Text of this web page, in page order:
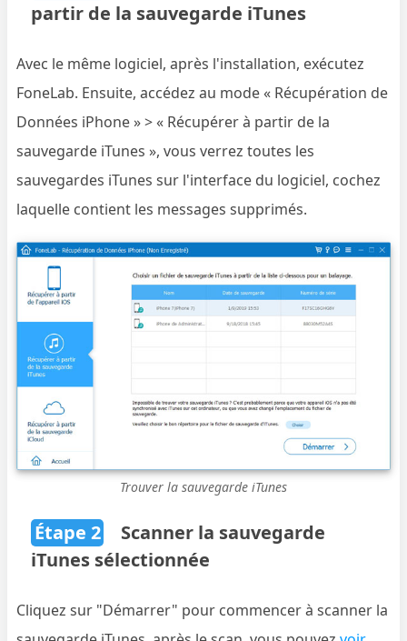
partir de la sauvegarde iTunes
Avec le même logiciel, après l'installation, exécutez
FoneLab. Ensuite, accédez au mode « Récupération de
Données iPhone » > « Récupérer à partir de la
sauvegarde iTunes », vous verrez toutes les
sauvegardes iTunes sur l'interface du logiciel, cochez
laquelle contient les messages supprimés.
Trouver la sauvegarde iTunes
Étape 2
Scanner la sauvegarde
iTunes sélectionnée
Cliquez sur "Démarrer" pour commencer à scanner la